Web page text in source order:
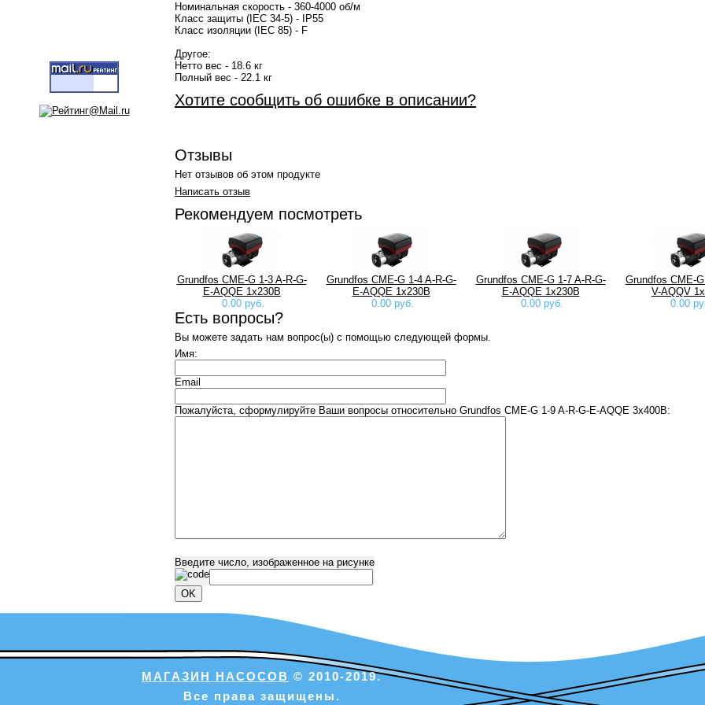
Номинальная скорость - 360-4000 об/м
Класс защиты (IEC 34-5) - IP55
Класс изоляции (IEC 85) - F
Другое:
Нетто вес - 18.6 кг
Полный вес - 22.1 кг
Хотите сообщить об ошибке в описании?
Отзывы
Нет отзывов об этом продукте
Написать отзыв
Рекомендуем посмотреть
Grundfos CME-G 1-3 A-R-G-
E-AQQE 1х230В
0.00 руб.
Grundfos CME-G 1-4 A-R-G-
E-AQQE 1х230В
0.00 руб.
Grundfos CME-G 1-7 A-R-G-
E-AQQE 1х230В
0.00 руб.
Grundfos CME-
V-AQQV
0.00
Есть вопросы?
Вы можете задать нам вопрос(ы) с помощью следующей формы.
Имя:
Email
Пожалуйста, сформулируйте Ваши вопросы относительно Grundfos CME-G 1-9 A-R-G-E-AQQE 3х400В:
Введите число, изображенное на рисунке
МАГАЗИН НАСОСОВ © 2010-2019.
Все права защищены.